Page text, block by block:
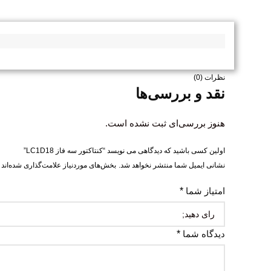
نظرات (0)
نقد و بررسی‌ها
هنوز بررسی‌ای ثبت نشده است.
اولین کسی باشید که دیدگاهی می نویسد “کنتاکتور سه فاز LC1D18”
نشانی ایمیل شما منتشر نخواهد شد. بخش‌های موردنیاز علامت‌گذاری شده‌اند
امتیاز شما *
دیدگاه شما *